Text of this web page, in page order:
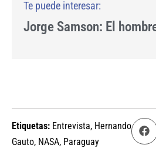
Jorge Samson: El
Etiquetas: Entrevista, Hernando
Gauto, NASA, Paraguay